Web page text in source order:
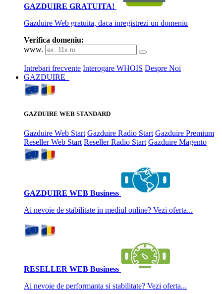
GAZDUIRE GRATUITA!
Gazduire Web gratuita, daca inregistrezi un domeniu
Verifica domeniu:
www.
Intrebari frecvente Interogare WHOIS Despre Noi
GAZDUIRE
GAZDUIRE WEB STANDARD
Gazduire Web Start Gazduire Radio Start Gazduire Premium
Reseller Web Start Reseller Radio Start Gazduire Magento
GAZDUIRE WEB Business
Ai nevoie de stabilitate in mediul online? Vezi oferta...
RESELLER WEB Business
Ai nevoie de performanta si stabilitate? Vezi oferta...